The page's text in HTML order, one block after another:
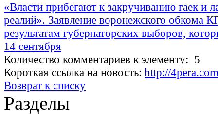
«Власти прибегают к закручиванию гаек и
реалий». Заявление воронежского обкома
результатам губернаторских выборов,
14 сентября
Количество комментариев к элементу: 5
Короткая ссылка на новость: http://
Возврат к списку
Разделы